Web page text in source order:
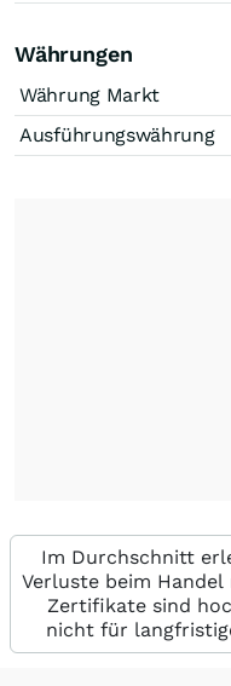
Währungen
Währung Markt
Ausführungswährung
Im Durchschnitt
Verluste beim
Zertifikate sind
nicht für